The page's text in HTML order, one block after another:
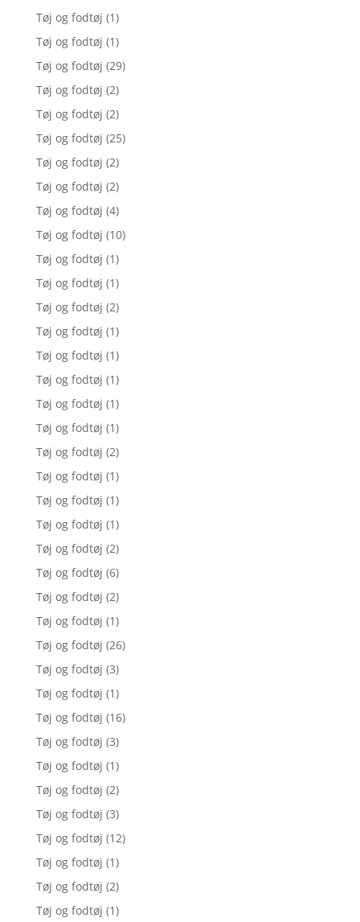
Tøj og fodtøj (1)
Tøj og fodtøj (1)
Tøj og fodtøj (29)
Tøj og fodtøj (2)
Tøj og fodtøj (2)
Tøj og fodtøj (25)
Tøj og fodtøj (2)
Tøj og fodtøj (2)
Tøj og fodtøj (4)
Tøj og fodtøj (10)
Tøj og fodtøj (1)
Tøj og fodtøj (1)
Tøj og fodtøj (2)
Tøj og fodtøj (1)
Tøj og fodtøj (1)
Tøj og fodtøj (1)
Tøj og fodtøj (1)
Tøj og fodtøj (1)
Tøj og fodtøj (2)
Tøj og fodtøj (1)
Tøj og fodtøj (1)
Tøj og fodtøj (1)
Tøj og fodtøj (2)
Tøj og fodtøj (6)
Tøj og fodtøj (2)
Tøj og fodtøj (1)
Tøj og fodtøj (26)
Tøj og fodtøj (3)
Tøj og fodtøj (1)
Tøj og fodtøj (16)
Tøj og fodtøj (3)
Tøj og fodtøj (1)
Tøj og fodtøj (2)
Tøj og fodtøj (3)
Tøj og fodtøj (12)
Tøj og fodtøj (1)
Tøj og fodtøj (2)
Tøj og fodtøj (1)